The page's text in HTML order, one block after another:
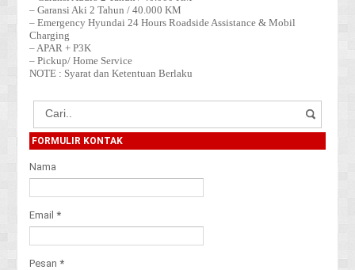
– Garansi Aki 2 Tahun / 40.000 KM
– Emergency Hyundai 24 Hours Roadside Assistance & Mobil
Charging
– APAR + P3K
– Pickup/ Home Service
NOTE : Syarat dan Ketentuan Berlaku
FORMULIR KONTAK
Nama
Email*
Pesan*